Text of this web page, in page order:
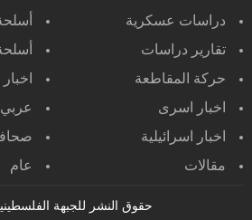
دراسات عسكرية
تقارير دراسات
حركة المقاطعة
اخبار اسرى
اخبار اسرائيلية
مقالات
عام
حقوق النشر للجبهة